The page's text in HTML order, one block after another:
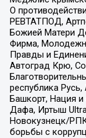
О
РЕВТАТПОД,
Божией Матери
Фирма,
Правды и
Автоград Крю,
республика
Башкорт, Нация и
Дафа, Иртыш
Новокузнецк/
борьбы с